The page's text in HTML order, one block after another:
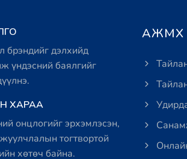
брэндийг дэлхийд
үндэсний баялгийг
ХАРАА
онцлогийг эрхэмлэсэн,
тогтвортой
хөтөч байна.
АЖМХ